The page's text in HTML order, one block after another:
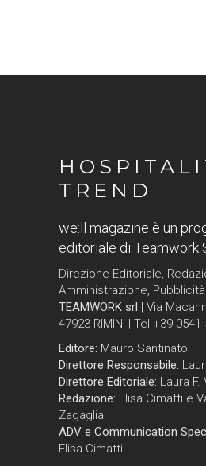
TREND
we:ll magazine è un
editoriale di Teamwork
Direzione Editoriale,
Amministrazione, Pubblicità
TEAMWORK srl | Via
47923 RIMINI | Tel +39 0541
Editore: Mauro Santinato
Direttore Responsabile:
Direttore Editoriale: Laura F.
Redazione: Elisa Cimatti e
Zagaglia
ADV e Communication
Elisa Cimatti